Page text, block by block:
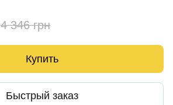
4 346 грн
Купить
Быстрый заказ